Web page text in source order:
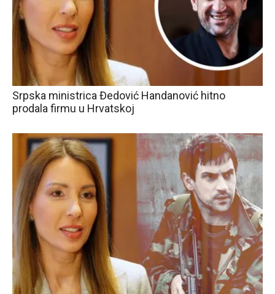
Srpska ministrica Đedović Handanović hitno
prodala firmu u Hrvatskoj